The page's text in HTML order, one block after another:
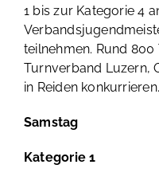
1 bis zur Kategorie 4
teilnehmen. Rund
Turnverband Luzern,
in Reiden konkurrieren.
Samstag
Kategorie 1